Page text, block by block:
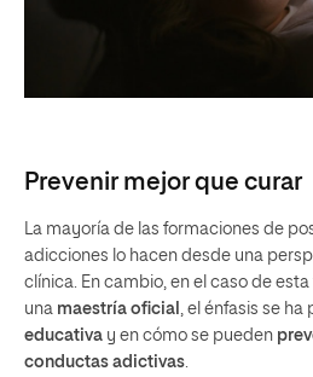
Prevenir mejor que curar
La mayoría de las formaciones de
adicciones lo hacen desde una
clínica. En cambio, en el caso de
una maestría oficial , el énfasis se ha
educativa y en cómo se pueden
conductas adictivas.